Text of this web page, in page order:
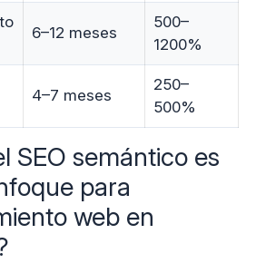
6–12 meses
500–
1200%
4–7 meses
250–
500%
SEO semántico es
para
web en